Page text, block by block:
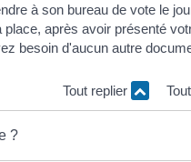
à son bureau de vote le
après avoir présenté
besoin d'aucun autre
Tout replier
?